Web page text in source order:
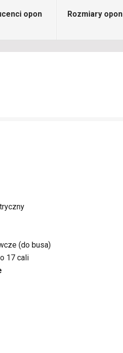
opon Rozmiary opon
(do busa)
17 cali